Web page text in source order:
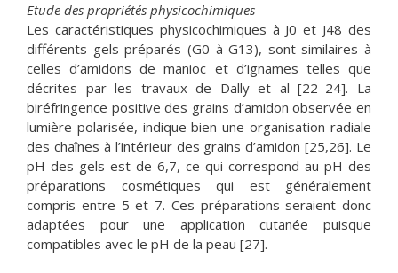
Etude des propriétés physicochimiques
Les caractéristiques physicochimiques à J0 et J48 des
différents gels préparés (G0 à G13), sont similaires à
celles d’amidons de manioc et d’ignames telles que
décrites par les travaux de Dally et al [22–24]. La
biréfringence positive des grains d’amidon observée en
lumière polarisée, indique bien une organisation radiale
des chaînes à l’intérieur des grains d’amidon [25,26]. Le
pH des gels est de 6,7, ce qui correspond au pH des
préparations cosmétiques qui est généralement
compris entre 5 et 7. Ces préparations seraient donc
adaptées pour une application cutanée puisque
compatibles avec le pH de la peau [27].